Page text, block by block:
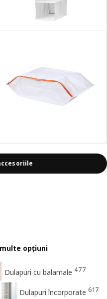
opțiuni
Dulapuri cu balamale 477
Dulapuri încorporate 617